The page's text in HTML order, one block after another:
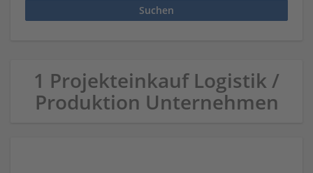
1 Projekteinkauf Logistik /
Produktion Unternehmen